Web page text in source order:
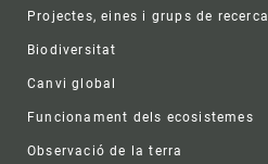
Projectes, eines i grups de recerca
Biodiversitat
Canvi global
Funcionament dels ecosistemes
Observació de la terra